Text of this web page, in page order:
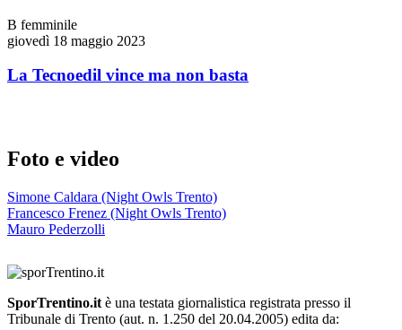
B femminile
giovedì 18 maggio 2023
La Tecnoedil vince ma non basta
Foto e video
Simone Caldara (Night Owls Trento)
Francesco Frenez (Night Owls Trento)
Mauro Pederzolli
SporTrentino.it è una testata giornalistica registrata presso il
Tribunale di Trento (aut. n. 1.250 del 20.04.2005) edita da: